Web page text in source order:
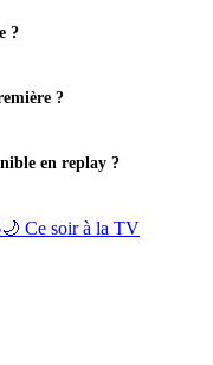
?
?
en replay ?
🌙 Ce soir à la TV